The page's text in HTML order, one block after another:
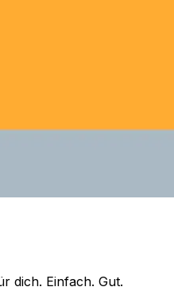
dich. Einfach. Gut.